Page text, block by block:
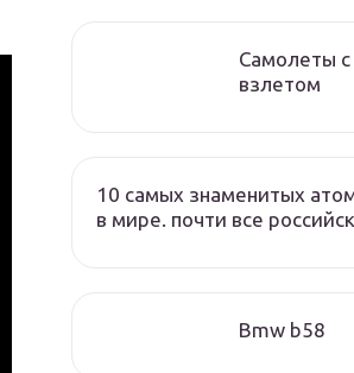
Самолеты
взлетом
10 самых знаменитых
в мире. почти все
Bmw b58